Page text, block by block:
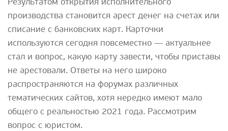
производства становится арест денег на счетах или
списание с банковских карт. Карточки
используются сегодня повсеместно — актуальнее
стал и вопрос, какую карту завести, чтобы приставы
не арестовали. Ответы на него широко
распространяются на форумах различных
тематических сайтов, хотя нередко имеют мало
общего с реальностью 2021 года. Рассмотрим
вопрос с юристом.